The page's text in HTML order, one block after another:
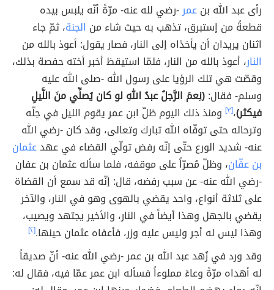
رأى عبد الله بنعمر-رضي لله عنه- مرّةً أنّه يلبس بيده
قطعةً من إستبرق، تذهب به حيث شاء من الجنة، ثمّ جاء
اثنان يريدان أن يأخذاه إلى النار، فصار يقول: أعوذ بالله من
النار، أعوذ بالله من النار، فلمّا استيقظ أخبر أخته حفصة بذلك،
وقصّت هي تلك الرؤيا على رسول الله -صلى الله عليه
وسلم- فقال:(نِعمَ الرَّجلُ عبدُ اللهِ لو كان يُصلِّي منَ اللَّيلِ
فيكثر)،[٣]
ومنذ ذلك اليوم ظلّ ابن عمر يقوم الليل في حِلّه
وترحاله حتى توفّاه الله تبارك وتعالى، وقد كان -رضي الله
عنه- شديد الورع حتّى إنّه رفض تولّي القضاء في عهدعثمان
بن عفّان، وظلّ مُصرّاً على موقفه، فلما سأله عثمان بن عفان
-رضي الله عنه- عن سبب رفضه، قال: إنّه قد سمع أن القضاة
على ثلاثة أنواع، واحد يقضي بالهوى وهو في النار، والآخر
يقضي بالجهل وهذا أيضاً في النار، والأخير يجتهد ويصيب،
وهذا ليس له أجر وليس عليه وزر، فأعفاه عثمان حينها.[٢]
وقد ورد في زُهد عبد الله بن عمر -رضي الله عنه- أنّ صديقاً
له أهداه مرّةً وعاءً مملوءاً فسأله ابن عمر عمّا فيه، فقال له: